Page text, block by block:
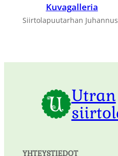
Kuvagalleria
Siirtolapuutarhan
Utran
YHTEYSTIEDOT